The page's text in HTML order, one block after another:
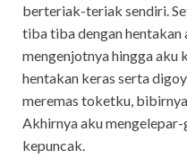
berteriak-teriak sendiri.
tiba tiba dengan hentakan
mengenjotnya hingga aku
hentakan keras serta
meremas toketku,
Akhirnya aku
kepuncak.